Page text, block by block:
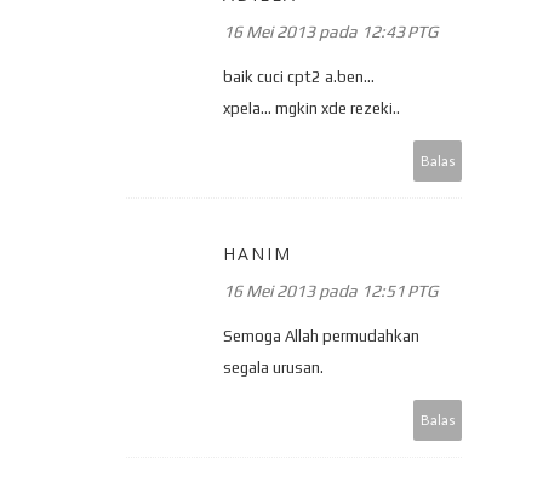
16 Mei 2013 pada 12:43 PTG
baik cuci cpt2 a.ben...
xpela... mgkin xde rezeki..
Balas
HANIM
16 Mei 2013 pada 12:51 PTG
Semoga Allah permudahkan
segala urusan.
Balas